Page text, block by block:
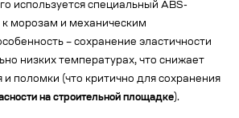
используется специальный ABS-
к морозам и механическим
– сохранение эластичности
низких температурах, что снижает
и поломки (что критично для сохранения
на строительной площадке).